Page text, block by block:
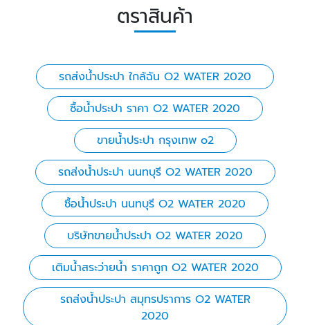
ตราสินค้า
รถส่งน้ำประปา ใกล้ฉัน O2 WATER 2020
ซื้อน้ำประปา ราคา O2 WATER 2020
ขายน้ําประปา กรุงเทพ o2
รถส่งน้ำประปา นนทบุรี O2 WATER 2020
ซื้อน้ำประปา นนทบุรี O2 WATER 2020
บริษัทขายน้ำประปา O2 WATER 2020
เติมน้ำสระว่ายน้ำ ราคาถูก O2 WATER 2020
รถส่งน้ำประปา สมุทรปราการ O2 WATER
2020